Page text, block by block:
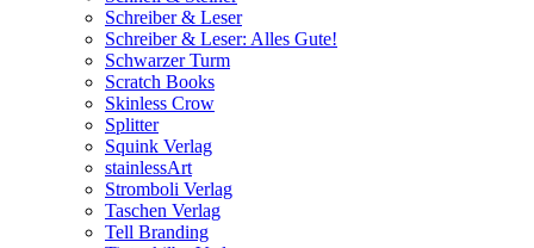
Schreiber & Leser
Schreiber & Leser: Alles Gute!
Schwarzer Turm
Scratch Books
Skinless Crow
Splitter
Squink Verlag
stainlessArt
Stromboli Verlag
Taschen Verlag
Tell Branding